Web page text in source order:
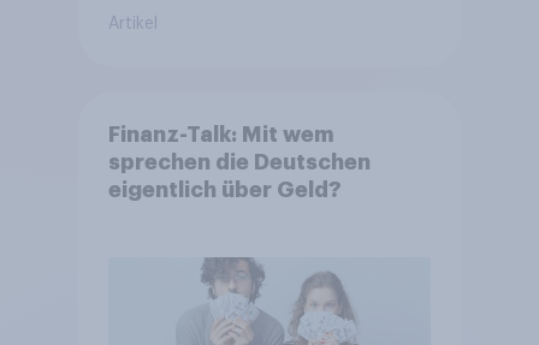
Artikel
Finanz-Talk: Mit wem
sprechen die Deutschen
eigentlich über Geld?